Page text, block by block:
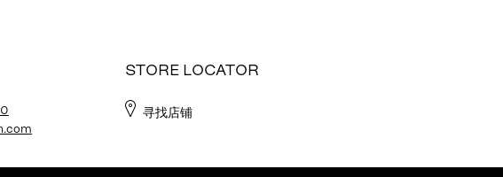
STORE LOCATOR
寻找店铺